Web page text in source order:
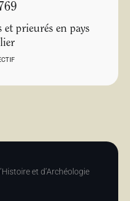
et prieurés en pays
et d’Archéologie